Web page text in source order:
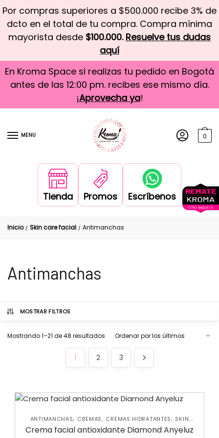
Por compras superiores a $500.000 recibe 3% de
dcto en el total de tu compra. Compra mínima
mayorista desde $100.000. Resuelve tus dudas
aquí
En Kroma Space si realizas tu pedido en Bogotá
antes de las 12:00 pm. recibes ese mismo día.
¡Aprovecha ya!
MENU 0
Tienda Promos Escríbenos
Inicio / Skin care facial / Antimanchas
Antimanchas
MOSTRAR FILTROS
Mostrando 1–21 de 48 resultados
1 2 3
ANTIMANCHAS, CREMAS, CREMAS HIDRATANTES, SKIN
CARE FACIAL
Crema facial antioxidante Diamond Anyeluz